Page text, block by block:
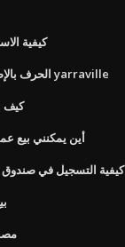
كيفية
الحرف بالإضافة إلى استئجار مقطورة yarraville
كيف
أين يمكنني بيع
كيفية التسجيل في صندوق